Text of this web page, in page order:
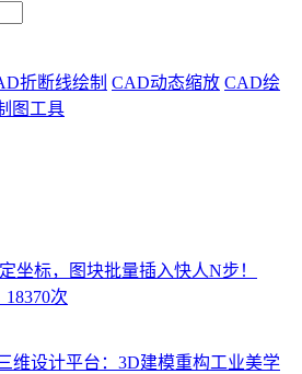
折断线绘制 CAD动态缩放 CAD绘
图工具
坐标，图块批量插入快人N步！
次
维设计平台：3D建模重构工业美学